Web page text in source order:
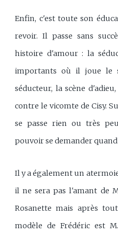
Enfin, c'est toute son
revoir. Il passe sans
histoire d'amour : la
importants où il joue le
séducteur, la scène
contre le vicomte de Cisy.
se passe rien ou très
pouvoir se demander
Il y a également un
il ne sera pas l'amant de
Rosanette mais après
modèle de Frédéric est